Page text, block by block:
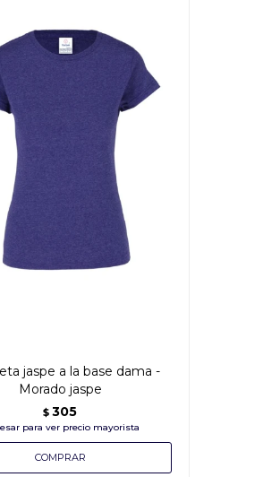
jaspe a la base dama -
Morado jaspe
$ 305